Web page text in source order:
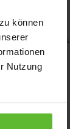
können
Nutzung
information).